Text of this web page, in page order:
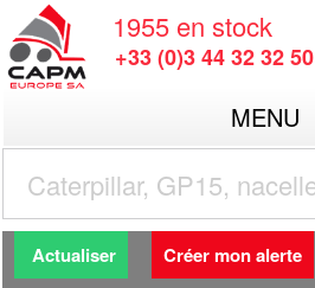
1955 en stock
+33 (0)3 44 32 32 50
MENU
Actualiser Créer mon alerte